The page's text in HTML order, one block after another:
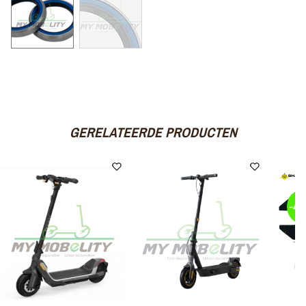
GERELATEERDE PRODUCTEN
-